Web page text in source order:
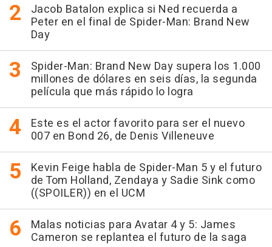
Jacob Batalon explica si Ned recuerda a
Peter en el final de Spider-Man: Brand New
Day
Spider-Man: Brand New Day supera los 1.000
millones de dólares en seis días, la segunda
película que más rápido lo logra
Este es el actor favorito para ser el nuevo
007 en Bond 26, de Denis Villeneuve
Kevin Feige habla de Spider-Man 5 y el futuro
de Tom Holland, Zendaya y Sadie Sink como
((SPOILER)) en el UCM
Malas noticias para Avatar 4 y 5: James
Cameron se replantea el futuro de la saga